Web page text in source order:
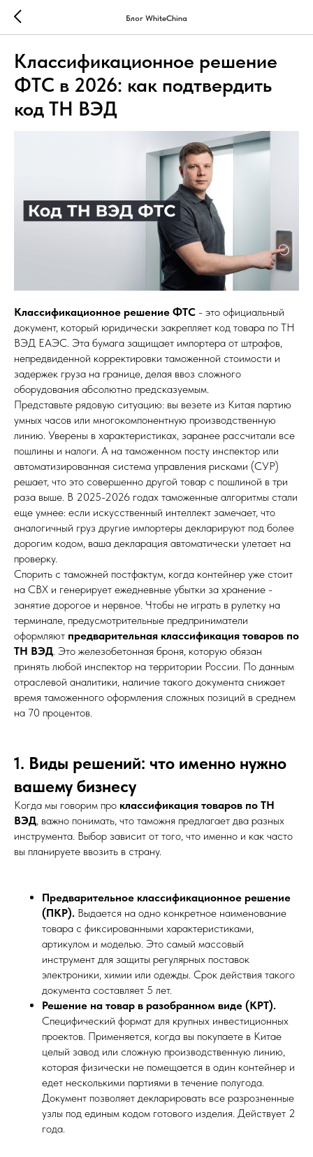
Блог WhiteChina
Классификационное решение
ФТС в 2026: как подтвердить
код ТН ВЭД
Классификационное решение ФТС - это официальный
документ, который юридически закрепляет код товара по ТН
ВЭД ЕАЭС. Эта бумага защищает импортера от штрафов,
непредвиденной корректировки таможенной стоимости и
задержек груза на границе, делая ввоз сложного
оборудования абсолютно предсказуемым.
Представьте рядовую ситуацию: вы везете из Китая партию
умных часов или многокомпонентную производственную
линию. Уверены в характеристиках, заранее рассчитали все
пошлины и налоги. А на таможенном посту инспектор или
автоматизированная система управления рисками (СУР)
решает, что это совершенно другой товар с пошлиной в три
раза выше. В 2025-2026 годах таможенные алгоритмы стали
еще умнее: если искусственный интеллект замечает, что
аналогичный груз другие импортеры декларируют под более
дорогим кодом, ваша декларация автоматически улетает на
проверку.
Спорить с таможней постфактум, когда контейнер уже стоит
на СВХ и генерирует ежедневные убытки за хранение -
занятие дорогое и нервное. Чтобы не играть в рулетку на
терминале, предусмотрительные предприниматели
оформляют предварительная классификация товаров по
ТН ВЭД. Это железобетонная броня, которую обязан
принять любой инспектор на территории России. По данным
отраслевой аналитики, наличие такого документа снижает
время таможенного оформления сложных позиций в среднем
на 70 процентов.
1. Виды решений: что именно нужно
вашему бизнесу
Когда мы говорим про классификация товаров по ТН
ВЭД, важно понимать, что таможня предлагает два разных
инструмента. Выбор зависит от того, что именно и как часто
вы планируете ввозить в страну.
Предварительное классификационное решение
(ПКР). Выдается на одно конкретное наименование
товара с фиксированными характеристиками,
артикулом и моделью. Это самый массовый
инструмент для защиты регулярных поставок
электроники, химии или одежды. Срок действия такого
документа составляет 5 лет.
Решение на товар в разобранном виде (КРТ).
Специфический формат для крупных инвестиционных
проектов. Применяется, когда вы покупаете в Китае
целый завод или сложную производственную линию,
которая физически не помещается в один контейнер и
едет несколькими партиями в течение полугода.
Документ позволяет декларировать все разрозненные
узлы под единым кодом готового изделия. Действует 2
года.